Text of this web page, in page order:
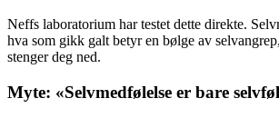
Neffs laboratorium har testet dette direkte.
hva som gikk galt betyr en bølge av
stenger deg ned.
Myte: «Selvmedfølelse er bare